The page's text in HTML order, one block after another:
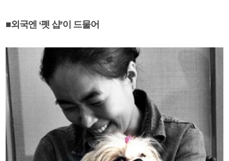
■외국엔 ‘펫 샵’이 드물어